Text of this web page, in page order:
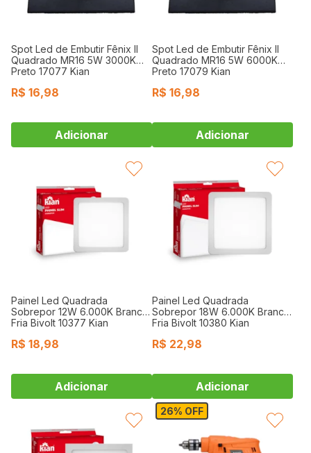
Spot Led de Embutir Fênix II
Quadrado MR16 5W 3000K
Preto 17077 Kian
R$ 16,98
Spot Led de Embutir Fênix II
Quadrado MR16 5W 6000K
Preto 17079 Kian
R$ 16,98
Painel Led Quadrada
Sobrepor 12W 6.000K Branca
Fria Bivolt 10377 Kian
R$ 18,98
FAVORITAR
Painel Led Quadrada
Sobrepor 18W 6.000K Branca
Fria Bivolt 10380 Kian
R$ 22,98
FAVORITAR
FAVORITAR 26% OFF FAVORITAR